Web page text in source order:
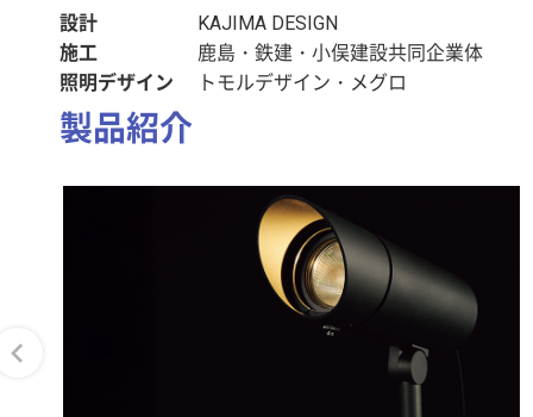
設計
KAJIMA DESIGN
施工
鹿島・鉄建・小俣建設共同企業体
照明デザイン
トモルデザイン・メグロ
製品紹介